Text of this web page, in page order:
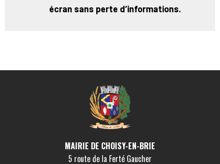
écran sans perte d’informations.
MAIRIE DE CHOISY-EN-BRIE
5 route de la Ferté Gaucher